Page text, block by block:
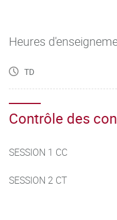
Heures
TD
Contrôle des
SESSION 1 CC
SESSION 2 CT